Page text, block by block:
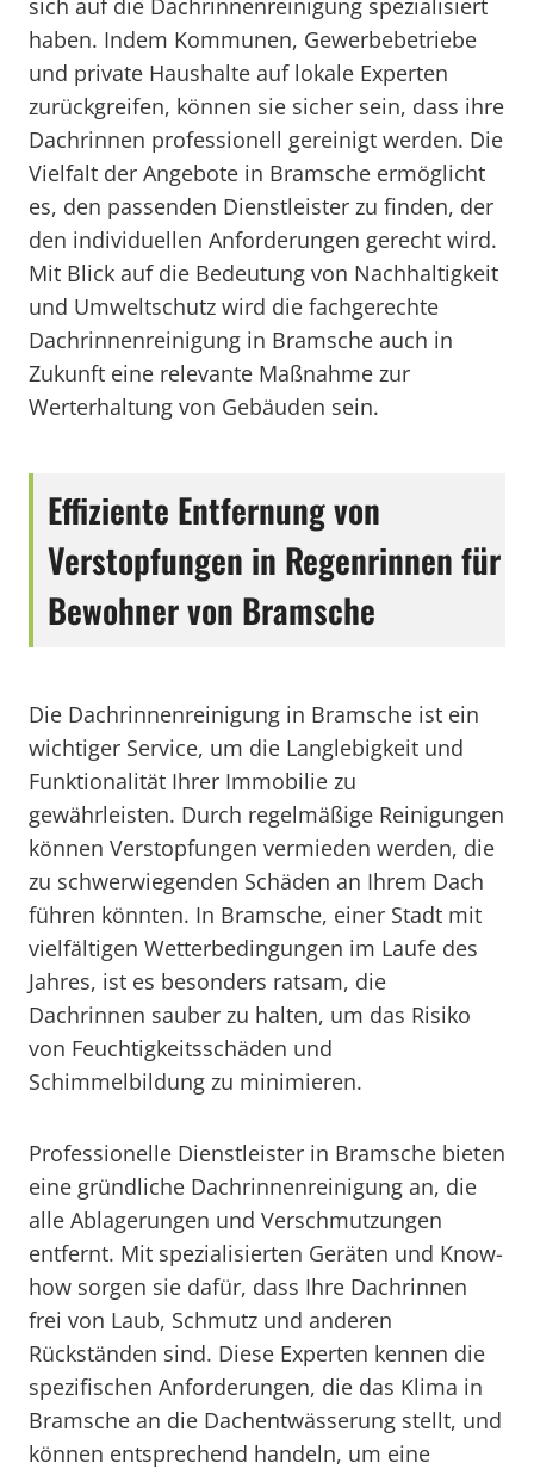
sich auf die Dachrinnenreinigung spezialisiert
haben. Indem Kommunen, Gewerbebetriebe
und private Haushalte auf lokale Experten
zurückgreifen, können sie sicher sein, dass ihre
Dachrinnen professionell gereinigt werden. Die
Vielfalt der Angebote in Bramsche ermöglicht
es, den passenden Dienstleister zu finden, der
den individuellen Anforderungen gerecht wird.
Mit Blick auf die Bedeutung von Nachhaltigkeit
und Umweltschutz wird die fachgerechte
Dachrinnenreinigung in Bramsche auch in
Zukunft eine relevante Maßnahme zur
Werterhaltung von Gebäuden sein.
Effiziente Entfernung von
Verstopfungen in Regenrinnen für
Bewohner von Bramsche
Die Dachrinnenreinigung in Bramsche ist ein
wichtiger Service, um die Langlebigkeit und
Funktionalität Ihrer Immobilie zu
gewährleisten. Durch regelmäßige Reinigungen
können Verstopfungen vermieden werden, die
zu schwerwiegenden Schäden an Ihrem Dach
führen könnten. In Bramsche, einer Stadt mit
vielfältigen Wetterbedingungen im Laufe des
Jahres, ist es besonders ratsam, die
Dachrinnen sauber zu halten, um das Risiko
von Feuchtigkeitsschäden und
Schimmelbildung zu minimieren.
Professionelle Dienstleister in Bramsche bieten
eine gründliche Dachrinnenreinigung an, die
alle Ablagerungen und Verschmutzungen
entfernt. Mit spezialisierten Geräten und Know-
how sorgen sie dafür, dass Ihre Dachrinnen
frei von Laub, Schmutz und anderen
Rückständen sind. Diese Experten kennen die
spezifischen Anforderungen, die das Klima in
Bramsche an die Dachentwässerung stellt, und
können entsprechend handeln, um eine